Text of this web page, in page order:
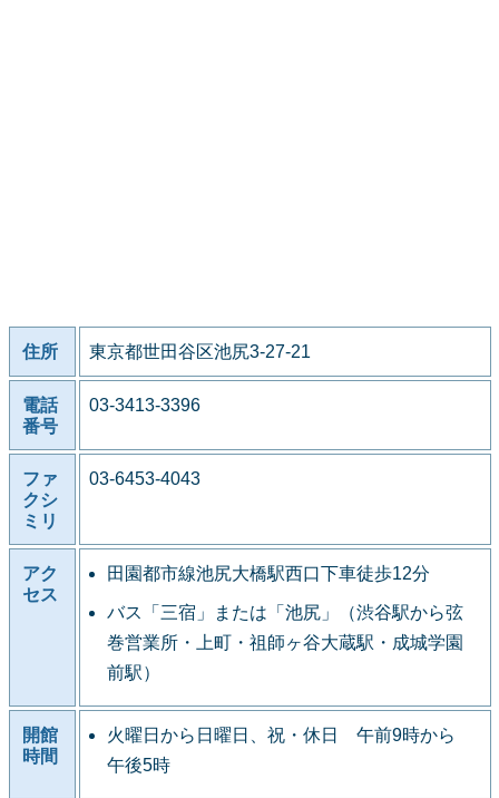
住所 東京都世田谷区池尻3-27-21
電話
番号
03-3413-3396
ファ
クシ
ミリ
03-6453-4043
アク
セス
田園都市線池尻大橋駅西口下車徒歩12分
バス「三宿」または「池尻」（渋谷駅から弦
巻営業所・上町・祖師ヶ谷大蔵駅・成城学園
前駅）
開館
時間
火曜日から日曜日、祝・休日 午前9時から
午後5時